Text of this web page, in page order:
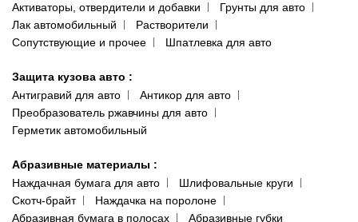
Активаторы, отвердители и добавки
Грунты для авто
Лак автомобильный
Растворители
Сопутствующие и прочее
Шпатлевка для авто
Защита кузова авто :
Антигравий для авто
Антикор для авто
Преобразователь ржавчины для авто
Герметик автомобильный
Абразивные материалы :
Наждачная бумага для авто
Шлифовальные круги
Скотч-брайт
Наждачка на поролоне
Абразивная бумага в полосах
Абразивные губки